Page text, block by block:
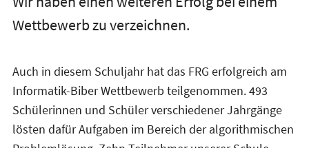
Wettbewerb zu verzeichnen.
Auch in diesem Schuljahr hat das FRG erfolgreich am
Informatik-Biber Wettbewerb teilgenommen. 493
Schülerinnen und Schüler verschiedener Jahrgänge
lösten dafür Aufgaben im Bereich der algorithmischen